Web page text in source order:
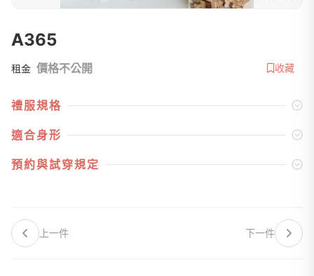
A365
租金 價格不公開 收藏
禮服規格
適合身形
預約與試穿規定
上一件 下一件